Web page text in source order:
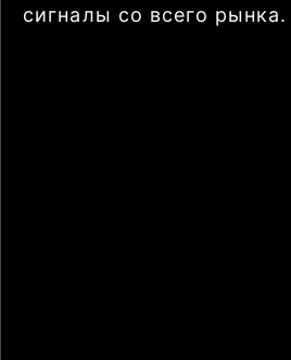
сигналы со всего рынка.